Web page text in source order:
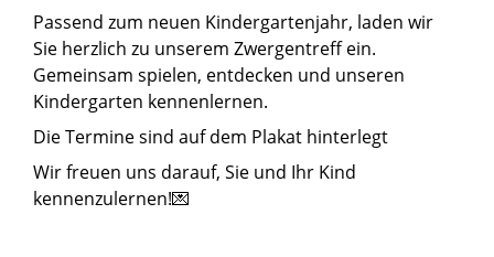
Passend zum neuen Kindergartenjahr, laden wir
Sie herzlich zu unserem Zwergentreff ein.
Gemeinsam spielen, entdecken und unseren
Kindergarten kennenlernen.
Die Termine sind auf dem Plakat hinterlegt
Wir freuen uns darauf, Sie und Ihr Kind
kennenzulernen!💌